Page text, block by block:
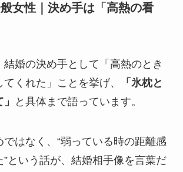
女性｜決め手は「高熱の看
結婚の決め手として「高熱のとき
くれた」ことを挙げ、
「氷枕と
と具体まで語っています。
はなく、“弱っている時の距離感
”という話が、結婚相手像を言葉だ